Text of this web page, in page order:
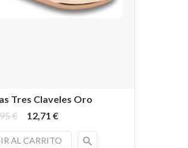
Tres Claveles Oro
€
12,71 €
AL CARRITO search